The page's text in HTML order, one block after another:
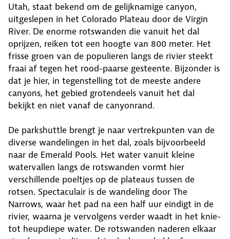
Utah, staat bekend om de gelijknamige canyon,
uitgeslepen in het Colorado Plateau door de Virgin
River. De enorme rotswanden die vanuit het dal
oprijzen, reiken tot een hoogte van 800 meter. Het
frisse groen van de populieren langs de rivier steekt
fraai af tegen het rood-paarse gesteente. Bijzonder is
dat je hier, in tegenstelling tot de meeste andere
canyons, het gebied grotendeels vanuit het dal
bekijkt en niet vanaf de canyonrand.
De parkshuttle brengt je naar vertrekpunten van de
diverse wandelingen in het dal, zoals bijvoorbeeld
naar de Emerald Pools. Het water vanuit kleine
watervallen langs de rotswanden vormt hier
verschillende poeltjes op de plateaus tussen de
rotsen. Spectaculair is de wandeling door The
Narrows, waar het pad na een half uur eindigt in de
rivier, waarna je vervolgens verder waadt in het knie-
tot heupdiepe water. De rotswanden naderen elkaar